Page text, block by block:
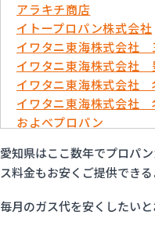
アラキチ商店
イトープロパン株式会社
イワタニ東海株式会社
イワタニ東海株式会社
イワタニ東海株式会社
イワタニ東海株式会社
およべプロパン
ガステックサービス株
ガステックサービス株
ガステックサービス株
ガステックサービス株
愛知県はここ数年でプロパ
ス料金もお安くご提供でき
毎月のガス代を安くしたい